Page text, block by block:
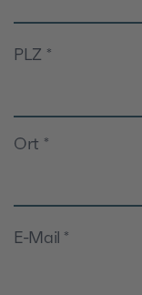
PLZ *
Ort *
E-Mail *